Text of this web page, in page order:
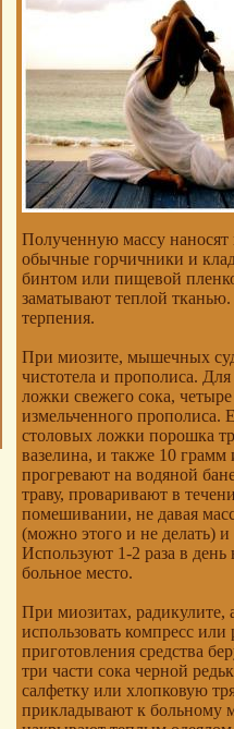
Полученную массу наносят
обычные горчичники и
бинтом или пищевой
заматывают теплой
терпения.
При миозите, мышечных
чистотела и прополиса.
ложки свежего сока,
измельченного прополиса.
столовых ложки порошка
вазелина, и также 10
прогревают на водяной
траву, проваривают в
помешивании, не давая
(можно этого и не делать)
Используют 1-2 раза в день
больное место.
При миозитах, радикулите,
использовать компресс
приготовления средства
три части сока черной
салфетку или хлопковую
прикладывают к больному